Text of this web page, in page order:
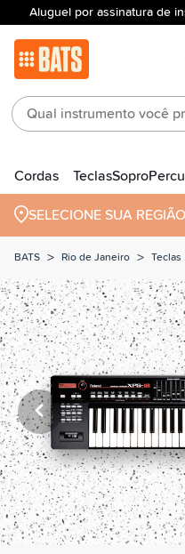
Aluguel por assinatura de
Cordas TeclasSopro
SELECIONE SUA REGIÃO
BATS > Rio de Janeiro > Teclas